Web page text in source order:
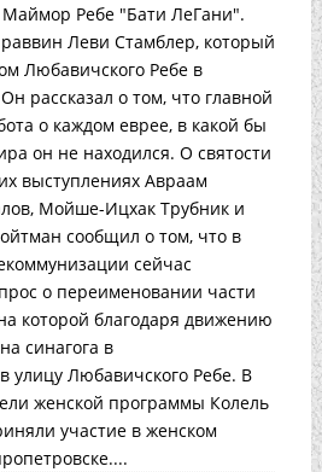
Ребе "Бати ЛеГани".
Леви Стамблер, который
Любавичского Ребе в
рассказал о том, что главной
о каждом еврее, в какой бы
он не находился. О святости
выступлениях Авраам
Мойше-Ицхак Трубник и
сообщил о том, что в
сейчас
о переименовании части
которой благодаря движению
синагога в
улицу Любавичского Ребе. В
женской программы Колель
участие в женском